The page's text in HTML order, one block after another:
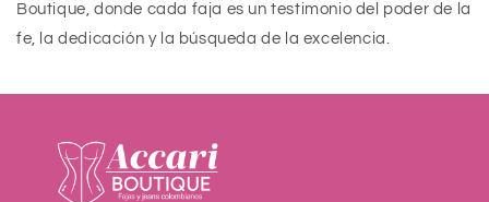
Boutique, donde cada faja es un testimonio del poder de la
fe, la dedicación y la búsqueda de la excelencia.